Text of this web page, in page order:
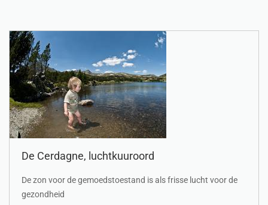
De Cerdagne, luchtkuuroord
De zon voor de gemoedstoestand is als frisse lucht voor de
gezondheid